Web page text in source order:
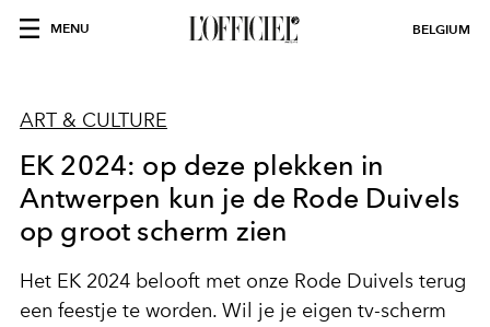
MENU BELGIUM
ART & CULTURE
EK 2024: op deze plekken in
Antwerpen kun je de Rode Duivels
op groot scherm zien
Het EK 2024 belooft met onze Rode Duivels terug
een feestje te worden. Wil je je eigen tv-scherm